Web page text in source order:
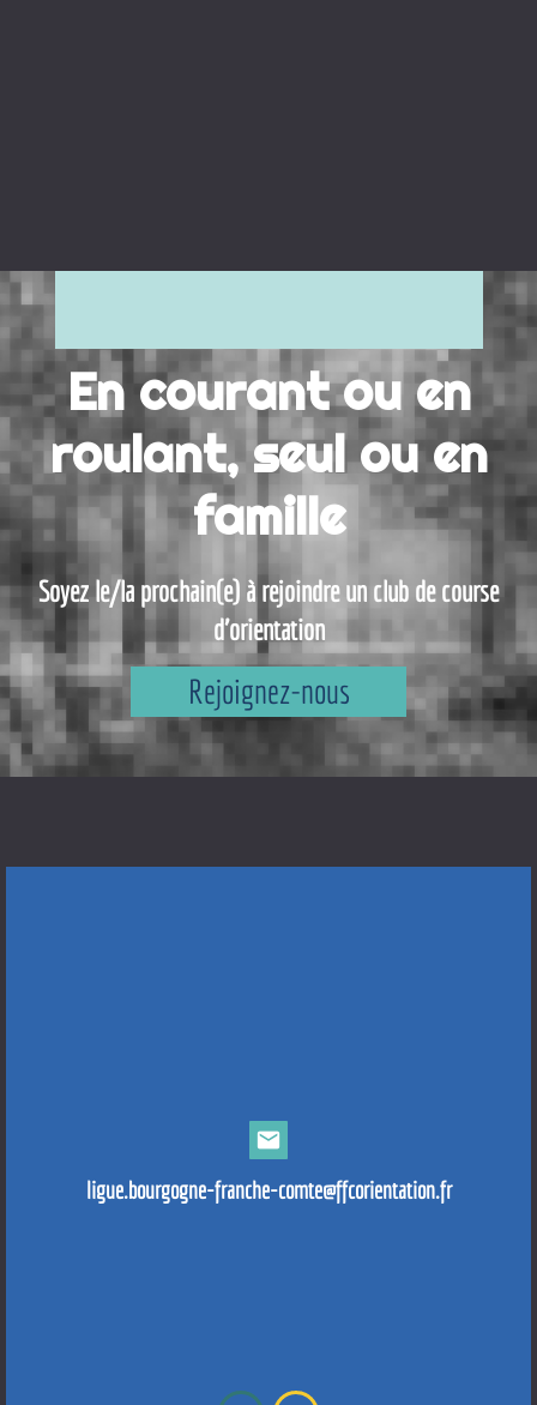
En courant ou en
roulant, seul ou en
famille
Soyez le/la prochain(e) à rejoindre un club de course
d'orientation
Rejoignez-nous
mail
ligue.bourgogne-franche-comte@ffcorientation.fr